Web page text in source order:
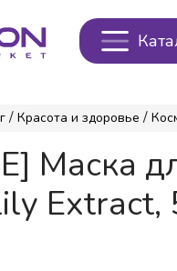
/ Красота и здоровье /
Маска
Extract,